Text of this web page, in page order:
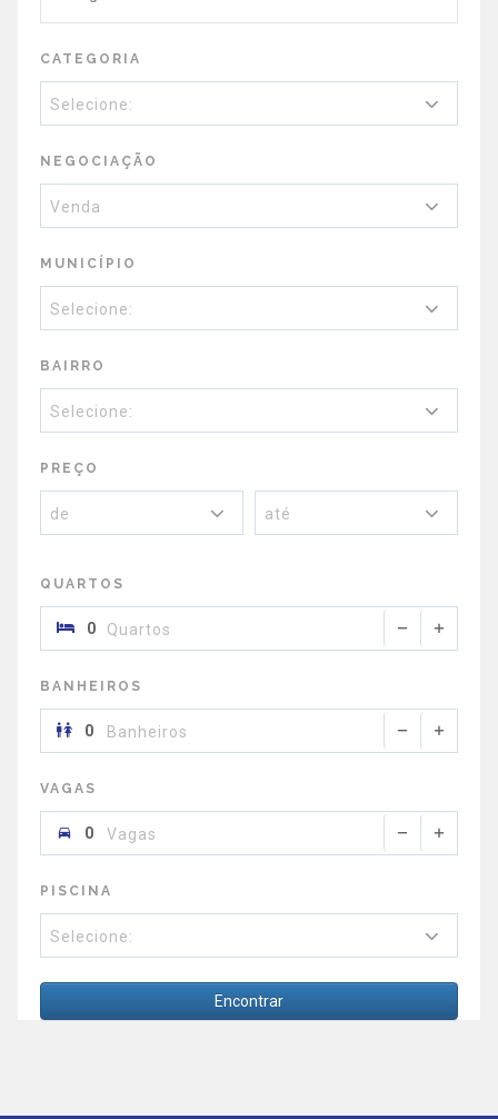
CATEGORIA
Selecione:
NEGOCIAÇÃO
Venda
MUNICÍPIO
Selecione:
BAIRRO
Selecione:
PREÇO
de até
QUARTOS
Quartos
BANHEIROS
Banheiros
VAGAS
Vagas
PISCINA
Selecione:
Encontrar